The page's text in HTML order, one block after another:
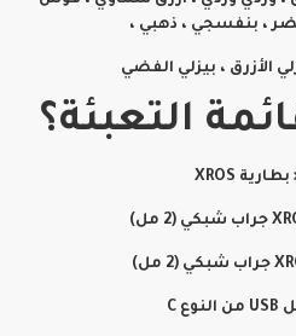
، بنفسجي ، ذهبي ،
الأزرق ، بيزلي الفضي
التعبئة؟